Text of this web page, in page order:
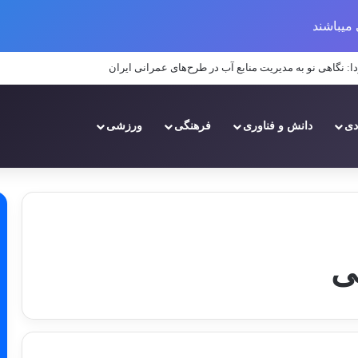
آبی بر عملکرد پروژه‌های عمرانی در مناطق خشک و نیمه‌خشک ایران
دانش و فناوری فرهنگی ورزشی